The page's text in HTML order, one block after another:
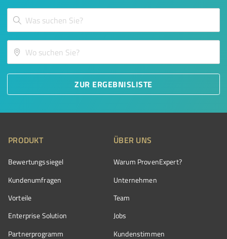
ZUR ERGEBNISLISTE
PRODUKT
Bewertungssiegel
Kundenumfragen
Vorteile
Enterprise Solution
Partnerprogramm
ÜBER UNS
Warum ProvenExpert?
Unternehmen
Team
Jobs
Kundenstimmen